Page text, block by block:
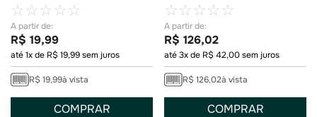
☆☆☆☆☆
R$ 19,99
até1x de R$19,99sem juros
R$ 19,99à vista
COMPRAR
Airlicium+ Cor 1.0 40g
☆☆☆☆☆
R$ 126,02
até3x de R$42,00sem juros
R$ 126,02à vista
COMPRAR